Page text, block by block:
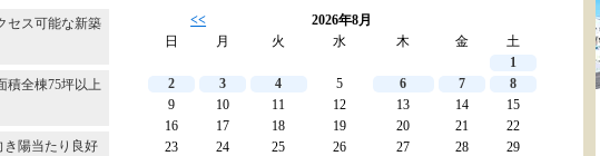
セス可能な新築
積全棟75坪以上
き陽当たり良好
<<
2026年8月
日
月 火 水 木 金
土
1
2
3 4 5 6 7
8
9
10 11 12 13 14
15
16
17 18 19 20 21
22
23
24 25 26 27 28
29